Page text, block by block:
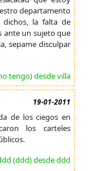
departamento
la falta de
ante un sujeto que
sepame disculpar
tengo) desde villa
19-01-2011
de los ciegos en
los carteles
(ddd) desde ddd